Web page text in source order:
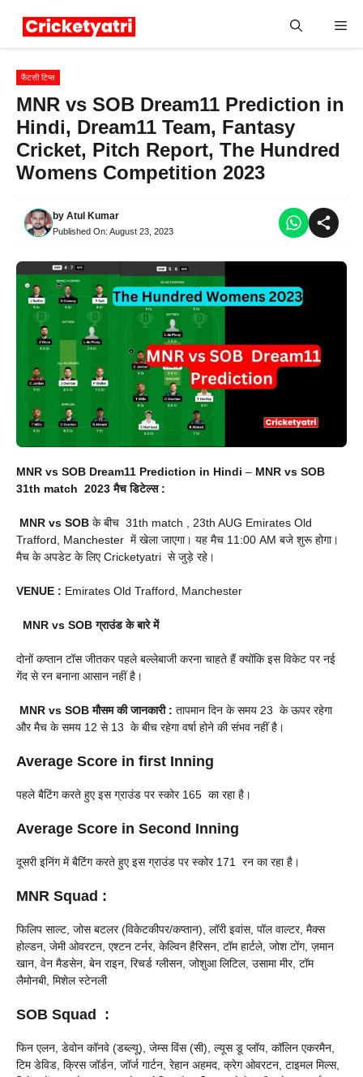
फैंटसी टिप्स
MNR vs SOB Dream11 Prediction in
Hindi, Dream11 Team, Fantasy
Cricket, Pitch Report, The Hundred
Womens Competition 2023
by Atul Kumar
Published On: August 23, 2023
MNR vs SOB Dream11 Prediction in Hindi – MNR vs SOB
31th match 2023 मैच डिटेल्स :
MNR vs SOB के बीच 31th match , 23th AUG Emirates Old
Trafford, Manchester में खेला जाएगा। यह मैच 11:00 AM बजे शुरू होगा।
मैच के अपडेट के लिए Cricketyatri से जुड़े रहे।
VENUE : Emirates Old Trafford, Manchester
MNR vs SOBग्राउंड के बारे में
दोनों कप्तान टॉस जीतकर पहले बल्लेबाजी करना चाहते हैं क्योंकि इस विकेट पर नई
गेंद से रन बनाना आसान नहीं है।
MNR vs SOB मौसम की जानकारी : तापमान दिन के समय 23 के ऊपर रहेगा
और मैच के समय 12 से 13 के बीच रहेगा वर्षा होने की संभव नहीं है।
Average Score in first Inning
पहले बैटिंग करते हुए इस ग्राउंड पर स्कोर 165 का रहा है।
Average Score in Second Inning
दूसरी इनिंग में बैटिंग करते हुए इस ग्राउंड पर स्कोर 171 रन का रहा है।
MNR Squad :
फिलिप साल्ट, जोस बटलर (विकेटकीपर/कप्तान), लॉरी इवांस, पॉल वाल्टर, मैक्स
होल्डन, जेमी ओवरटन, एश्टन टर्नर, केल्विन हैरिसन, टॉम हार्टले, जोश टोंग, ज़मान
खान, वेन मैडसेन, बेन राइन, रिचर्ड ग्लीसन, जोशुआ लिटिल, उसामा मीर, टॉम
लैमोनबी, मिशेल स्टेनली
SOB Squad :
फिन एलन, डेवोन कॉनवे (डब्ल्यू), जेम्स विंस (सी), ल्यूस डू प्लॉय, कॉलिन एकरमैन,
टिम डेविड, क्रिस जॉर्डन, जॉर्ज गार्टन, रेहान अहमद, क्रेग ओवरटन, टाइमल मिल्स,